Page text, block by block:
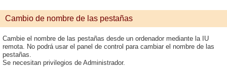
Cambio de nombre de las pestañas
Cambie el nombre de las pestañas desde un ordenador mediante la IU
remota. No podrá usar el panel de control para cambiar el nombre de las
pestañas.
Se necesitan privilegios de Administrador.